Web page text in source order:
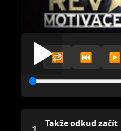
🔁 ⏮️ ▶️
Takže odkud začít